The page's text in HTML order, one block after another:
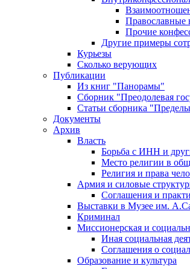
Православные
Прочие
Другие примеры
Курьезы
Сколько верующих
Публикации
Из книг "Панорамы"
Сборник "Преодолевая
Статьи сборника "Пределы
Документы
Архив
Власть
Борьба с ИНН и
Место религии в
Религия и права
Армия и силовые
Соглашения и
Выставки в Музее им.
Криминал
Миссионерская и
Иная социальная
Соглашения о
Образование и культура